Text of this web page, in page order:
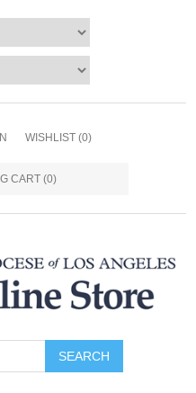
WISHLIST (0)
CART (0)
SEARCH